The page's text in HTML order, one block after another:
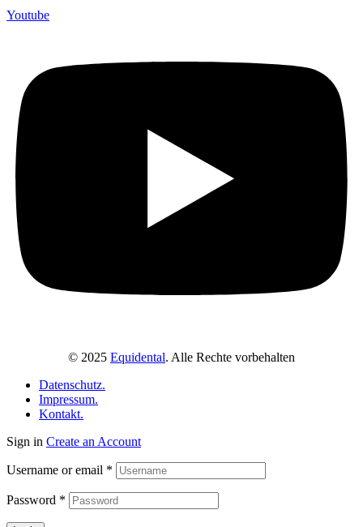
Youtube
© 2025 Equidental. Alle Rechte vorbehalten
Datenschutz.
Impressum.
Kontakt.
Sign in Create an Account
Username or email *
Password *